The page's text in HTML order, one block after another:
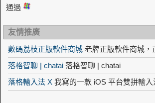
通過
友情推廣
數碼荔枝正版軟件商城 老牌正版軟件商城，
落格智聊 | chatai 落格智聊 | chatai
落格輸入法 X 我寫的一款 iOS 平台雙拼輸入